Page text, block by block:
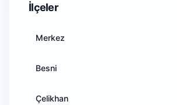
İlçeler
Merkez
Besni
Çelikhan